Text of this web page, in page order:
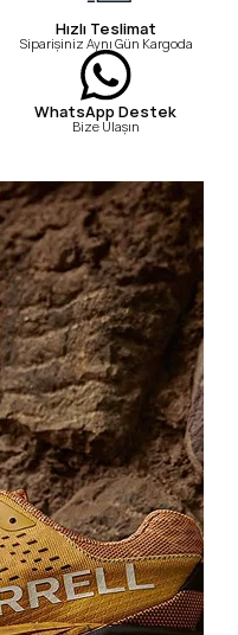
Hızlı Teslimat
Siparişiniz Aynı Gün Kargoda
WhatsApp Destek
Bize Ulaşın